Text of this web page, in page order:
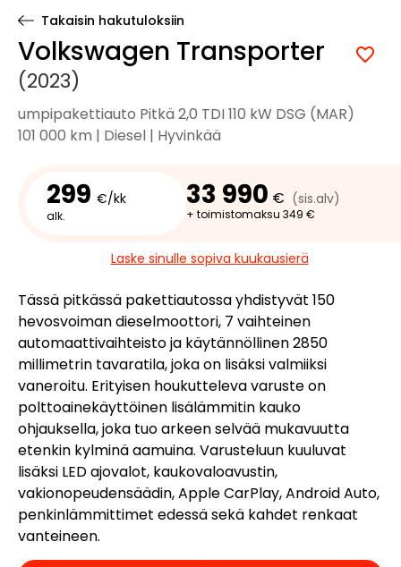
Takaisin hakutuloksiin
Volkswagen Transporter
(2023)
umpipakettiauto Pitkä 2,0 TDI 110 kW DSG (MAR)
101 000 km | Diesel | Hyvinkää
299 €/kk
alk.
33 990 € (sis.alv)
+ toimistomaksu 349 €
Laske sinulle sopiva kuukausierä
Tässä pitkässä pakettiautossa yhdistyvät 150
hevosvoiman dieselmoottori, 7 vaihteinen
automaattivaihteisto ja käytännöllinen 2850
millimetrin tavaratila, joka on lisäksi valmiiksi
vaneroitu. Erityisen houkutteleva varuste on
polttoainekäyttöinen lisälämmitin kauko
ohjauksella, joka tuo arkeen selvää mukavuutta
etenkin kylminä aamuina. Varusteluun kuuluvat
lisäksi LED ajovalot, kaukovaloavustin,
vakionopeudensäädin, Apple CarPlay, Android Auto,
penkinlämmittimet edessä sekä kahdet renkaat
vanteineen.